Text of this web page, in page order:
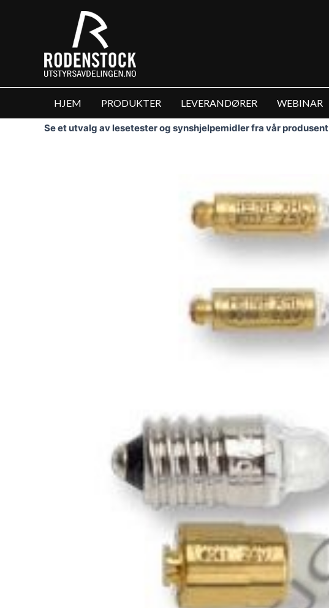
HJEM PRODUKTER LEVERANDØRER WEBINAR
Se et utvalg av lesetester og synshjelpemidler fra vår produsent